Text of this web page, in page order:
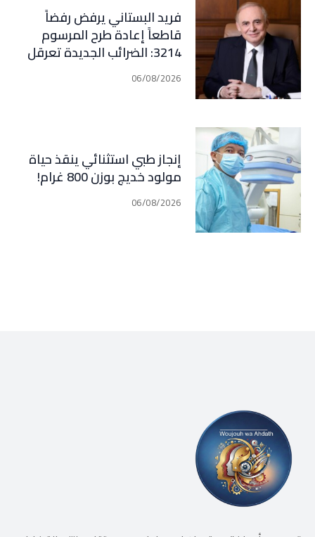
فريد البستاني يرفض رفضاً
قاطعاً إعادة طرح المرسوم
3214: الضرائب الجديدة تعرقل
التعافي الاقتصادي وتناقض
مبدأ الشراكة
06/08/2026
إنجاز طبي استثنائي ينقذ حياة
مولود خديج بوزن 800 غرام!
06/08/2026